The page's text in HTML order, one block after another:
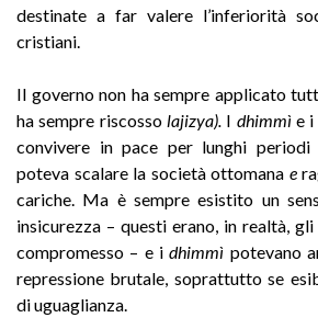
destinate a far valere l’inferiorità
cristiani.
Il governo non ha sempre applicato
ha sempre riscosso lajizya). I dhimmìe i
convivere in pace per lunghi
poteva scalare la società ottomana e
cariche. Ma è sempre esistito un
insicurezza – questi erano, in realtà,
compromesso – e idhimmì potevano
repressione brutale, soprattutto se
di uguaglianza.